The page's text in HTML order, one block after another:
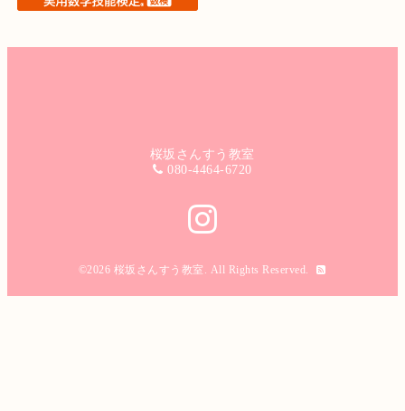
桜坂さんすう教室
080-4464-6720
©2026 桜坂さんすう教室 . All Rights Reserved.